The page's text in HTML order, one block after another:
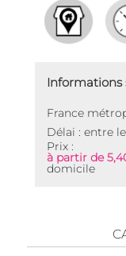
Informations
France
Délai : entre le
Prix :
à partir de
domicile